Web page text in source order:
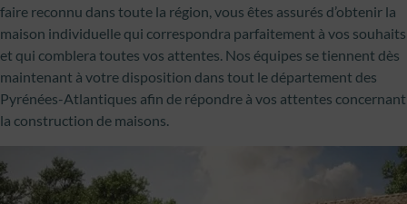
faire reconnu dans toute la région, vous êtes assurés d’obtenir la
maison individuelle qui correspondra parfaitement à vos souhaits
et qui comblera toutes vos attentes. Nos équipes se tiennent dès
maintenant à votre disposition dans tout le département des
Pyrénées-Atlantiques afin de répondre à vos attentes concernant
la construction de maisons.